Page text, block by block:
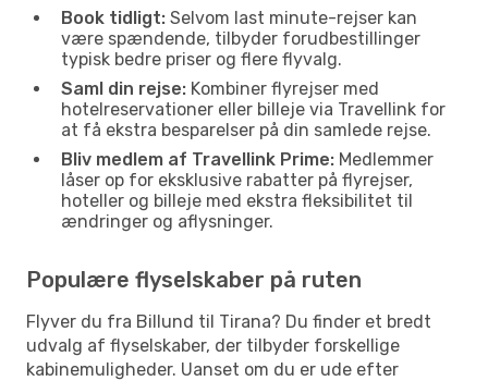
Book tidligt: Selvom last minute-rejser kan
være spændende, tilbyder forudbestillinger
typisk bedre priser og flere flyvalg.
Saml din rejse: Kombiner flyrejser med
hotelreservationer eller billeje via Travellink for
at få ekstra besparelser på din samlede rejse.
Bliv medlem af Travellink Prime: Medlemmer
låser op for eksklusive rabatter på flyrejser,
hoteller og billeje med ekstra fleksibilitet til
ændringer og aflysninger.
Populære flyselskaber på ruten
Flyver du fra Billund til Tirana? Du finder et bredt
udvalg af flyselskaber, der tilbyder forskellige
kabinemuligheder. Uanset om du er ude efter